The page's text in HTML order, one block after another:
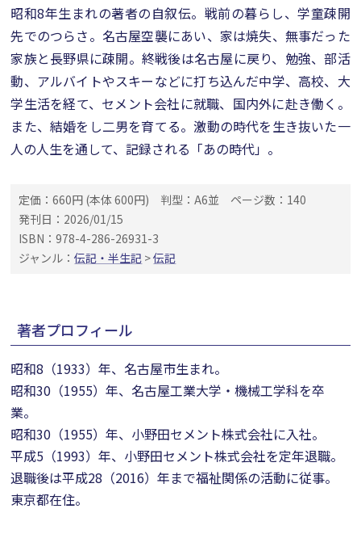
昭和8年生まれの著者の自叙伝。戦前の暮らし、学童疎開
先でのつらさ。名古屋空襲にあい、家は焼失、無事だった
家族と長野県に疎開。終戦後は名古屋に戻り、勉強、部活
動、アルバイトやスキーなどに打ち込んだ中学、高校、大
学生活を経て、セメント会社に就職、国内外に赴き働く。
また、結婚をし二男を育てる。激動の時代を生き抜いた一
人の人生を通して、記録される「あの時代」。
定価：660円 (本体 600円) 判型：A6並
ページ数：140
発刊日：2026/01/15
ISBN：978-4-286-26931-3
ジャンル：伝記・半生記 >伝記
著者プロフィール
昭和8（1933）年、名古屋市生まれ。
昭和30（1955）年、名古屋工業大学・機械工学科を卒
業。
昭和30（1955）年、小野田セメント株式会社に入社。
平成5（1993）年、小野田セメント株式会社を定年退職。
退職後は平成28（2016）年まで福祉関係の活動に従事。
東京都在住。